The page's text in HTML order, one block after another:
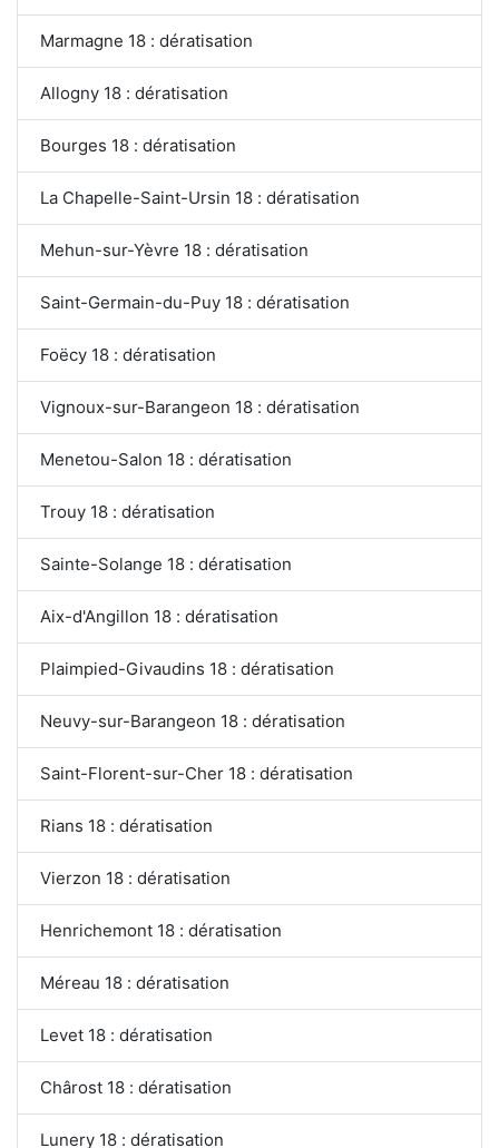
Marmagne 18 : dératisation
Allogny 18 : dératisation
Bourges 18 : dératisation
La Chapelle-Saint-Ursin 18 : dératisation
Mehun-sur-Yèvre 18 : dératisation
Saint-Germain-du-Puy 18 : dératisation
Foëcy 18 : dératisation
Vignoux-sur-Barangeon 18 : dératisation
Menetou-Salon 18 : dératisation
Trouy 18 : dératisation
Sainte-Solange 18 : dératisation
Aix-d'Angillon 18 : dératisation
Plaimpied-Givaudins 18 : dératisation
Neuvy-sur-Barangeon 18 : dératisation
Saint-Florent-sur-Cher 18 : dératisation
Rians 18 : dératisation
Vierzon 18 : dératisation
Henrichemont 18 : dératisation
Méreau 18 : dératisation
Levet 18 : dératisation
Chârost 18 : dératisation
Lunery 18 : dératisation